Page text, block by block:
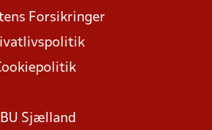
Forsikringer
Sjælland